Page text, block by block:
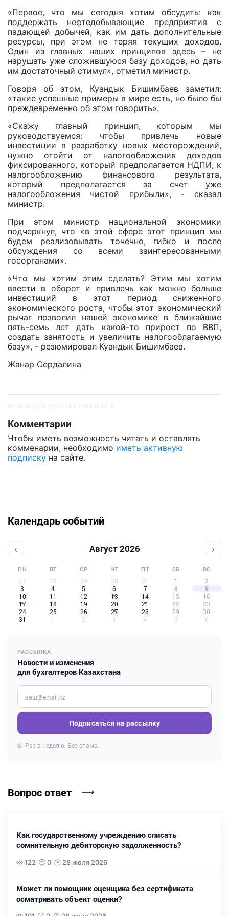
«Первое, что мы сегодня хотим обсудить: как
поддержать нефтедобывающие предприятия с
падающей добычей, как им дать дополнительные
ресурсы, при этом не теряя текущих доходов.
Один из главных наших принципов здесь – не
нарушать уже сложившуюся базу доходов, но дать
им достаточный стимул», отметил министр.
Говоря об этом, Куандык Бишимбаев заметил:
«такие успешные примеры в мире есть, но было бы
преждевременно об этом говорить».
«Скажу главный принцип, которым мы
руководствуемся: чтобы привлечь новые
инвестиции в разработку новых месторождений,
нужно отойти от налогообложения доходов
фиксированного, который предполагается НДПИ, к
налогообложению финансового результата,
который предполагается за счет уже
налогообложения чистой прибыли», - сказал
министр.
При этом министр национальной экономики
подчеркнул, что «в этой сфере этот принцип мы
будем реализовывать точечно, гибко и после
обсуждения со всеми заинтересованными
госорганами».
«Что мы хотим этим сделать? Этим мы хотим
ввести в оборот и привлечь как можно больше
инвестиций в этот период сниженного
экономического роста, чтобы этот экономический
рычаг позволил нашей экономике в ближайшие
пять-семь лет дать какой-то прирост по ВВП,
создать занятость и увеличить налогооблагаемую
базу», - резюмировал Куандык Бишимбаев.
Жанар Сердалина
Комментарии
Чтобы иметь возможность читать и оставлять
комменарии, необходимо иметь активную
подписку на сайте.
Календарь событий
‹ Август 2026 ›
ПН ВТ СР ЧТ ПТ СБ ВС
27 28 29 30 31 1
2
3
4 5 6 7 8
9
10
11 12 13 14 15
16
17
18 19 20 21 22
23
24
25 26 27 28 29
30
31
1 2 3 4 5 6
РАССЫЛКА
Новости и изменения
для бухгалтеров Казахстана
Введите ваш e-mail
Подписаться на рассылку
🔒 Раз в неделю. Без спама.
Вопрос ответ
Как государственному учреждению списать
сомнительную дебиторскую задолженность?
122 0 28 июля 2026
Может ли помощник оценщика без сертификата
осматривать объект оценки?